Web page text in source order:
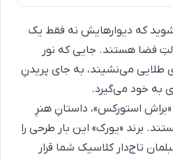
که دیوارهایش نه فقط یک
فضا هستند. جایی که نور
طلایی می‌نشیند، به جای پریدنِ
به خود می‌گیرد.
استورکس»، داستانِ هنرِ
برند «یورک» این بار طرحی را
تاج‌دار کلاسیک شما قرار